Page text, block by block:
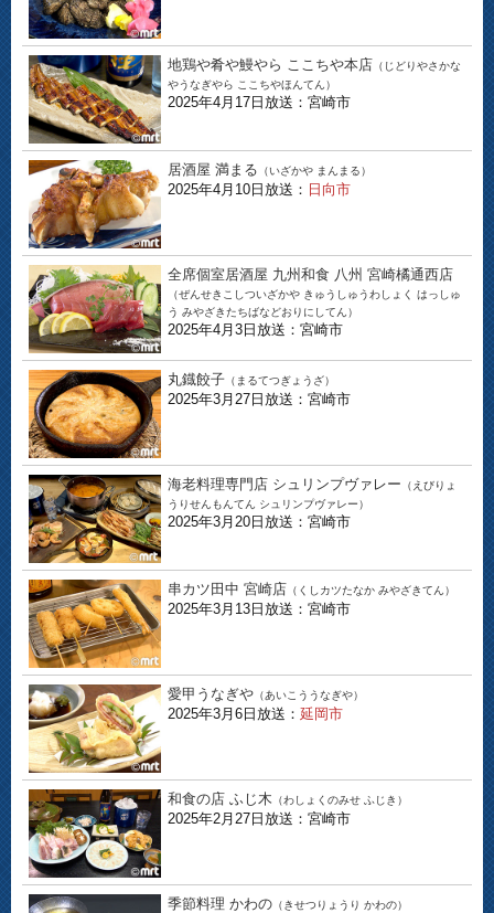
地鶏や肴や鰻やら ここちや本店 （じどりやさかな
やうなぎやら ここちやほんてん）
2025年4月17日放送：宮崎市
居酒屋 満まる （いざかや まんまる）
2025年4月10日放送： 日向市
全席個室居酒屋 九州和食 八州 宮崎橘通西店
（ぜんせきこしついざかや きゅうしゅうわしょく はっしゅ
う みやざきたちばなどおりにしてん）
2025年4月3日放送：宮崎市
丸鐡餃子 （まるてつぎょうざ）
2025年3月27日放送：宮崎市
海老料理専門店 シュリンプヴァレー （えびりょ
うりせんもんてん シュリンプヴァレー）
2025年3月20日放送：宮崎市
串カツ田中 宮崎店 （くしカツたなか みやざきてん）
2025年3月13日放送：宮崎市
愛甲うなぎや （あいこううなぎや）
2025年3月6日放送： 延岡市
和食の店 ふじ木 （わしょくのみせ ふじき）
2025年2月27日放送：宮崎市
季節料理 かわの （きせつりょうり かわの）